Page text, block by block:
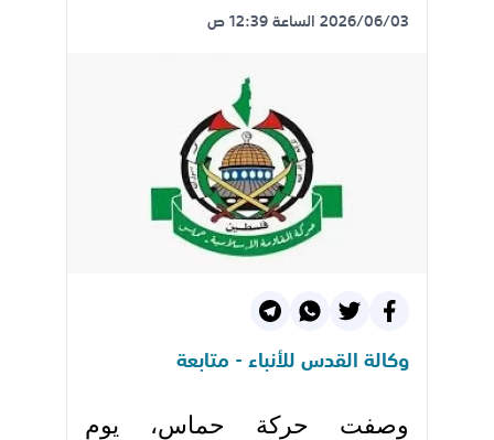
2026/06/03 الساعة 12:39 ص
وكالة القدس للأنباء - متابعة
وصفت حركة حماس، يوم